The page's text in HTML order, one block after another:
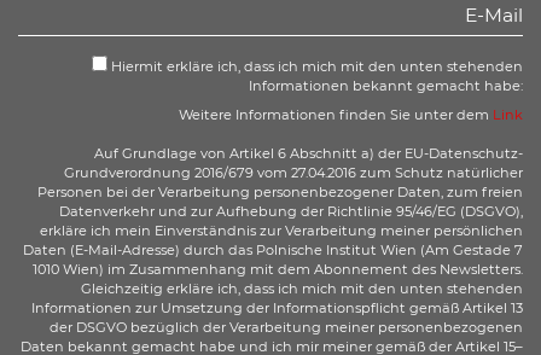
Hiermit erkläre ich, dass ich mich mit den unten stehenden
Informationen bekannt gemacht habe:
Weitere Informationen finden Sie unter dem Link
Auf Grundlage von Artikel 6 Abschnitt a) der EU-Datenschutz-
Grundverordnung 2016/679 vom 27.04.2016 zum Schutz natürlicher
Personen bei der Verarbeitung personenbezogener Daten, zum freien
Datenverkehr und zur Aufhebung der Richtlinie 95/46/EG (DSGVO),
erkläre ich mein Einverständnis zur Verarbeitung meiner persönlichen
Daten (E-Mail-Adresse) durch das Polnische Institut Wien (Am Gestade 7
1010 Wien) im Zusammenhang mit dem Abonnement des Newsletters.
Gleichzeitig erkläre ich, dass ich mich mit den unten stehenden
Informationen zur Umsetzung der Informationspflicht gemäß Artikel 13
der DSGVO bezüglich der Verarbeitung meiner personenbezogenen
Daten bekannt gemacht habe und ich mir meiner gemäß der Artikel 15–